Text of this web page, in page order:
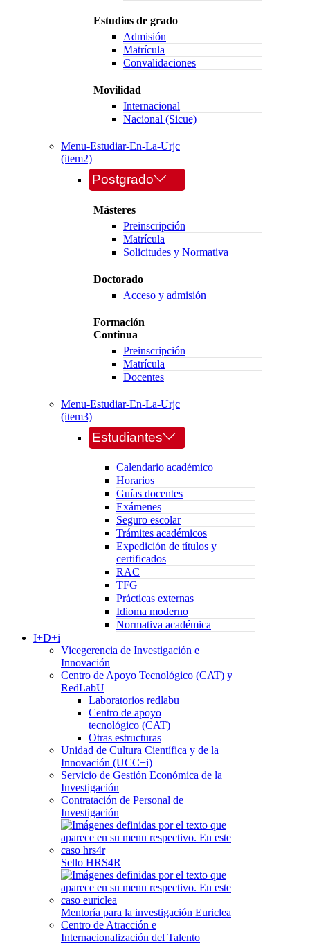
Estudios de grado
Admisión
Matrícula
Convalidaciones
Movilidad
Internacional
Nacional (Sicue)
Menu-Estudiar-En-La-Urjc
(item2)
Postgrado
Másteres
Preinscripción
Matrícula
Solicitudes y Normativa
Doctorado
Acceso y admisión
Formación
Continua
Preinscripción
Matrícula
Docentes
Menu-Estudiar-En-La-Urjc
(item3)
Estudiantes
Calendario académico
Horarios
Guías docentes
Exámenes
Seguro escolar
Trámites académicos
Expedición de títulos y
certificados
RAC
TFG
Prácticas externas
Idioma moderno
Normativa académica
I+D+i
Vicegerencia de Investigación e
Innovación
Centro de Apoyo Tecnológico (CAT) y
RedLabU
Laboratorios redlabu
Centro de apoyo
tecnológico (CAT)
Otras estructuras
Unidad de Cultura Científica y de la
Innovación (UCC+i)
Servicio de Gestión Económica de la
Investigación
Contratación de Personal de
Investigación
Sello HRS4R
Mentoría para la investigación Euriclea
Centro de Atracción e
Internacionalización del Talento